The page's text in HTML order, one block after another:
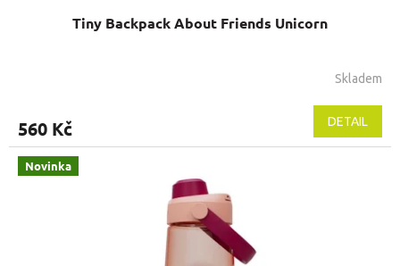
Tiny Backpack About Friends Unicorn
Skladem
560 Kč DETAIL
Novinka